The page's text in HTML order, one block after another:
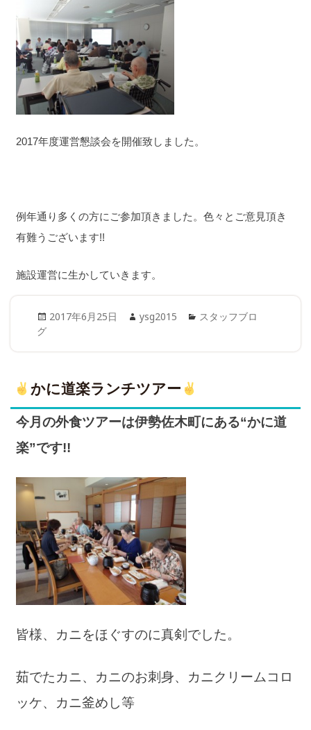
2017年度運営懇談会を開催致しました。
例年通り多くの方にご参加頂きました。色々とご意見頂き
有難うございます!!
施設運営に生かしていきます。
Posted
2017年6月25日 Author
ysg2015 Categories
スタッフブロ
グ
かに道楽ランチツアー
今月の外食ツアーは伊勢佐木町にある“かに道
楽”です!!
皆様、カニをほぐすのに真剣でした。
茹でたカニ、カニのお刺身、カニクリームコロ
ッケ、カニ釜めし等